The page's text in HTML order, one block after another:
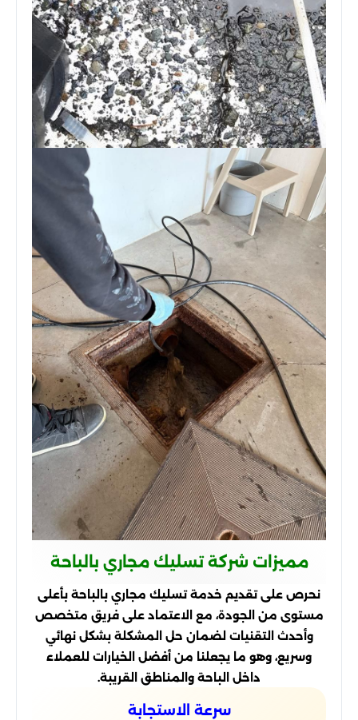
مميزات شركة تسليك مجاري بالباحة
نحرص على تقديم خدمة تسليك مجاري بالباحة بأعلى
مستوى من الجودة، مع الاعتماد على فريق متخصص
وأحدث التقنيات لضمان حل المشكلة بشكل نهائي
وسريع، وهو ما يجعلنا من أفضل الخيارات للعملاء
داخل الباحة والمناطق القريبة.
سرعة الاستجابة